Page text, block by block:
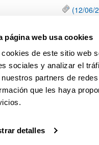
página web usa cookies
cookies de este sitio web
sociales y analizar el
partners de
que les haya
detalles
(12/06/
una